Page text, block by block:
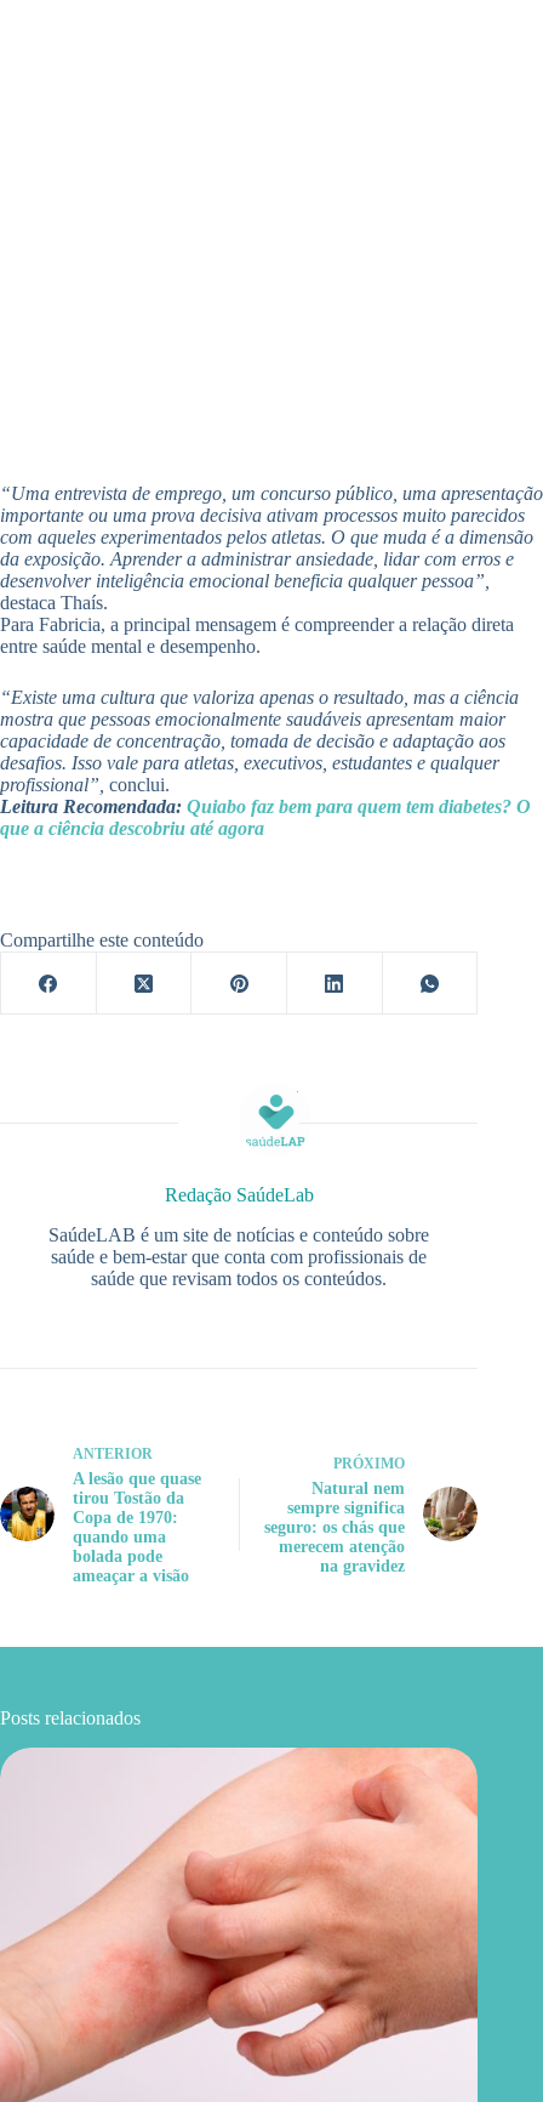
“Uma entrevista de emprego, um concurso público, uma apresentação
importante ou uma prova decisiva ativam processos muito parecidos
com aqueles experimentados pelos atletas. O que muda é a dimensão
da exposição. Aprender a administrar ansiedade, lidar com erros e
desenvolver inteligência emocional beneficia qualquer pessoa”,
destaca Thaís.
Para Fabricia, a principal mensagem é compreender a relação direta
entre saúde mental e desempenho.
“Existe uma cultura que valoriza apenas o resultado, mas a ciência
mostra que pessoas emocionalmente saudáveis apresentam maior
capacidade de concentração, tomada de decisão e adaptação aos
desafios. Isso vale para atletas, executivos, estudantes e qualquer
profissional”, conclui.
Leitura Recomendada: Quiabo faz bem para quem tem diabetes? O
que a ciência descobriu até agora
Compartilhe este conteúdo
Redação SaúdeLab
SaúdeLAB é um site de notícias e conteúdo sobre
saúde e bem-estar que conta com profissionais de
saúde que revisam todos os conteúdos.
ANTERIOR
A lesão que quase
tirou Tostão da
Copa de 1970:
quando uma
bolada pode
ameaçar a visão
PRÓXIMO
Natural nem
sempre significa
seguro: os chás que
merecem atenção
na gravidez
Posts relacionados